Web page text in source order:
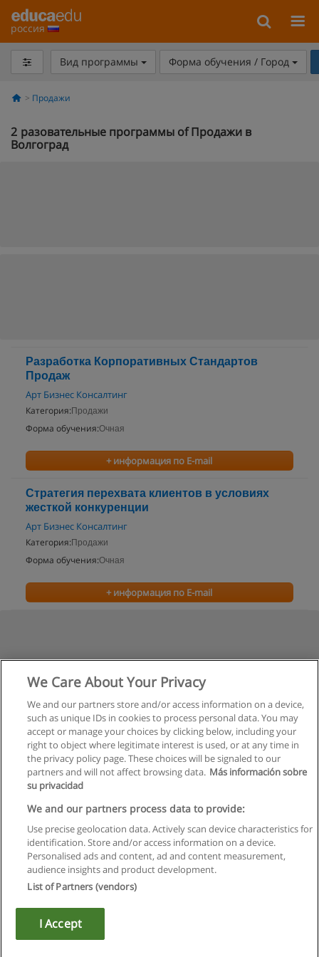
россия
Вид программы Форма обучения / Город
Продажи
2 разовательные программы of Продажи в
Волгоград
Разработка Корпоративных Стандартов
Продаж
Арт Бизнес Консалтинг
Категория: Продажи
Форма обучения:Очная
+ информация по E-mail
Стратегия перехвата клиентов в условиях
жесткой конкуренции
Арт Бизнес Консалтинг
Категория: Продажи
Форма обучения:Очная
+ информация по E-mail
Правила пользования
Конфиденциальность информации
Copyright © Educaedu Business S.L. - CIF : B-95610580: -
We Care About Your Privacy
We and our partners store and/or access information on a device,
such as unique IDs in cookies to process personal data. You may
accept or manage your choices by clicking below, including your
right to object where legitimate interest is used, or at any time in
the privacy policy page. These choices will be signaled to our
partners and will not affect browsing data. Más información sobre
su privacidad
We and our partners process data to provide:
Use precise geolocation data. Actively scan device characteristics for
identification. Store and/or access information on a device.
Personalised ads and content, ad and content measurement,
audience insights and product development.
List of Partners (vendors)
I Accept